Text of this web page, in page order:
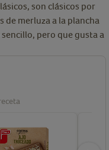
son clásicos por
de merluza a la plancha
pero que gusta a